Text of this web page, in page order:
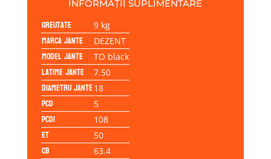
INFORMAȚII SUPLIMENTARE
Greutate 9 kg
Marca jante DEZENT
Model jante TO black
Latime jante 7.50
Diametru jante18
PCD 5
PCD1 108
ET 50
CB 63.4